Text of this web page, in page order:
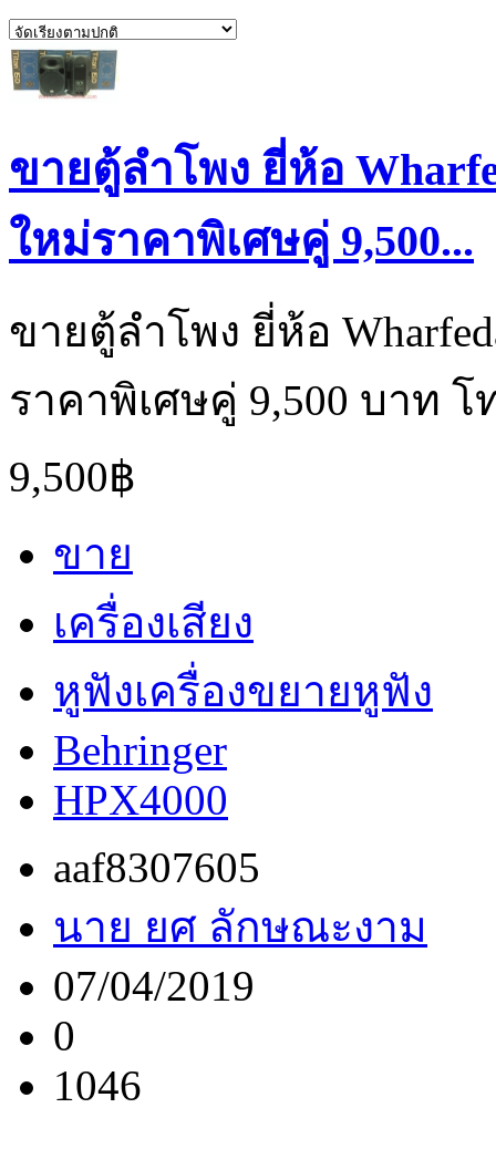
ขายตู้ลำโพง ยี่ห้อ
ใหม่ราคาพิเศษคู่ 9,500...
ขายตู้ลำโพง ยี่ห้อ
ราคาพิเศษคู่ 9,500 บาท โ
9,500฿
ขาย
เครื่องเสียง
หูฟังเครื่องขยายหูฟัง
Behringer
HPX4000
aaf8307605
นาย ยศ ลักษณะงาม
07/04/2019
0
1046